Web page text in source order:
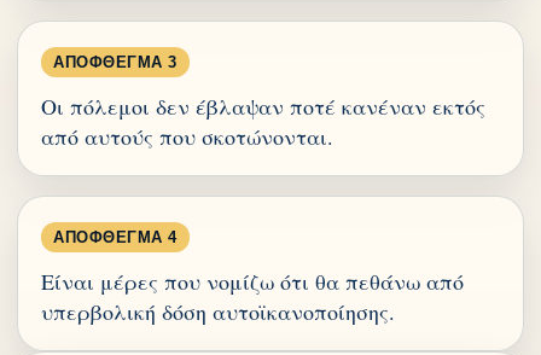
ΑΠΌΦΘΕΓΜΑ 3
Οι πόλεμοι δεν έβλαψαν ποτέ κανέναν εκτός
από αυτούς που σκοτώνονται.
ΑΠΌΦΘΕΓΜΑ 4
Είναι μέρες που νομίζω ότι θα πεθάνω από
υπερβολική δόση αυτοϊκανοποίησης.